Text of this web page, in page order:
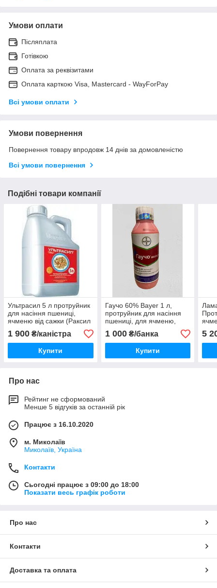
Умови оплати
Післяплата
Готівкою
Оплата за реквізитами
Оплата карткою Visa, Mastercard - WayForPay
Всі умови оплати
Умови повернення
Повернення товару впродовж 14 днів за домовленістю
Всі умови повернення
Подібні товари компанії
Ультрасил 5 л протруйник
для насіння пшениці,
ячменю від сажки (Раксил
Ультра), проти сажкових
хвороб
1 900 ₴/каністра
Купити
Гаучо 60% Bayer 1 л,
протруйник для насіння
пшениці, для ячменю,
длякукурудзи, для буряків
1 000₴/банка
Купити
5
Про нас
Рейтинг не сформований
Менше 5 відгуків за останній рік
Працює з 16.10.2020
м. Миколаїв
Миколаїв, Україна
Контакти
Сьогодні працює з 09:00 до 18:00
Показати весь графік роботи
Про нас
Контакти
Доставка та оплата